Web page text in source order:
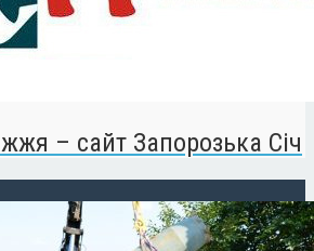
– сайт Запорозька Січ